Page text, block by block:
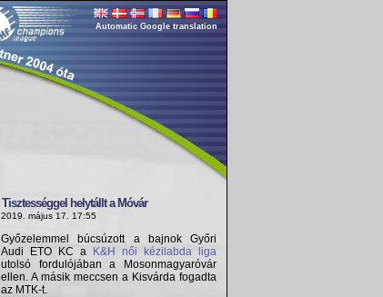
Automatic Google translation
Tisztességgel helytállt a Móvár
2019. május 17. 17:55
Győzelemmel búcsúzott a bajnok Győri
Audi ETO KC a
K&H női kézilabda liga
utolsó fordulójában a Mosonmagyaróvár
ellen. A másik meccsen a Kisvárda fogadta
az MTK-t.